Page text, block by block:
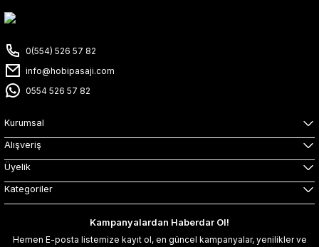
0(554) 526 57 82
info@hobipasaji.com
0554 526 57 82
Kurumsal
Alışveriş
Üyelik
Kategoriler
Kampanyalardan Haberdar Ol!
Hemen E-posta listemize kayıt ol, en güncel kampanyalar, yenilikler ve